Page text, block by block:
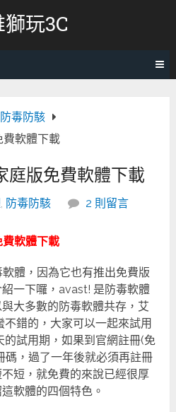
玩3C
防毒防駭
軟體下載
庭版免費軟體下載
, 防毒防駭 2 則留言
軟體下載
體，因為它也有推出免費版
一下囉，avast! 是防毒軟體
大多數的防毒軟體共存，艾
錯的，大家可以一起來試用
試用期，如果到官網註冊(免
碼，過了一年後就必須再註冊
短，就免費的來說已經很厚
軟體的四個特色。